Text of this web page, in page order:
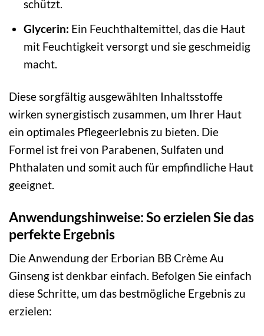
schützt.
Glycerin: Ein Feuchthaltemittel, das die Haut
mit Feuchtigkeit versorgt und sie geschmeidig
macht.
Diese sorgfältig ausgewählten Inhaltsstoffe
wirken synergistisch zusammen, um Ihrer Haut
ein optimales Pflegeerlebnis zu bieten. Die
Formel ist frei von Parabenen, Sulfaten und
Phthalaten und somit auch für empfindliche Haut
geeignet.
Anwendungshinweise: So erzielen Sie das
perfekte Ergebnis
Die Anwendung der Erborian BB Crème Au
Ginseng ist denkbar einfach. Befolgen Sie einfach
diese Schritte, um das bestmögliche Ergebnis zu
erzielen: